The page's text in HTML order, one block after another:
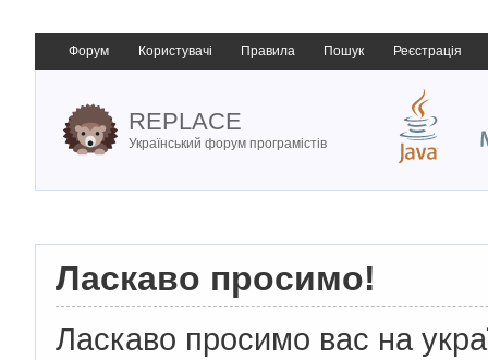
Форум Користувачі Правила Пошук Реєстрація
REPLACE
Український форум програмістів
Ласкаво просимо!
Ласкаво просимо вас на